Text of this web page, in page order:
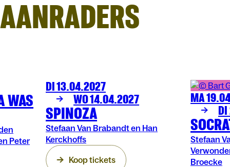
AANRADERS
WAS
Peter
THEATERARENBERG
DI 13.04.2027
WO 14.04.2027
SPINOZA
Stefaan Van Brabandt en Han
Kerckhoffs
Koop tickets
THEATER
MA
Stefaan
Broecke